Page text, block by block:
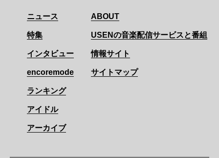
ニュース
特集
インタビュー
encoremode
ランキング
アイドル
アーカイブ
ABOUT
USENの音楽配信サービスと番組
情報サイト
サイトマップ